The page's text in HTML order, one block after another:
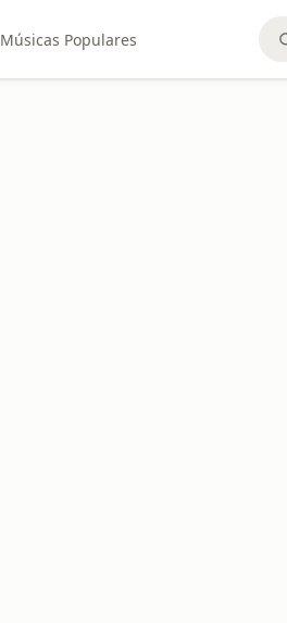
Músicas Populares